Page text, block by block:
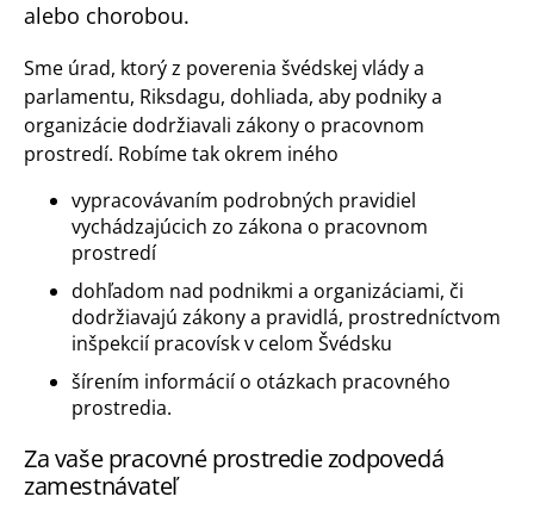
alebo chorobou.
Sme úrad, ktorý z poverenia švédskej vlády a
parlamentu, Riksdagu, dohliada, aby podniky a
organizácie dodržiavali zákony o pracovnom
prostredí. Robíme tak okrem iného
vypracovávaním podrobných pravidiel
vychádzajúcich zo zákona o pracovnom
prostredí
dohľadom nad podnikmi a organizáciami, či
dodržiavajú zákony a pravidlá, prostredníctvom
inšpekcií pracovísk v celom Švédsku
šírením informácií o otázkach pracovného
prostredia.
Za vaše pracovné prostredie zodpovedá
zamestnávateľ